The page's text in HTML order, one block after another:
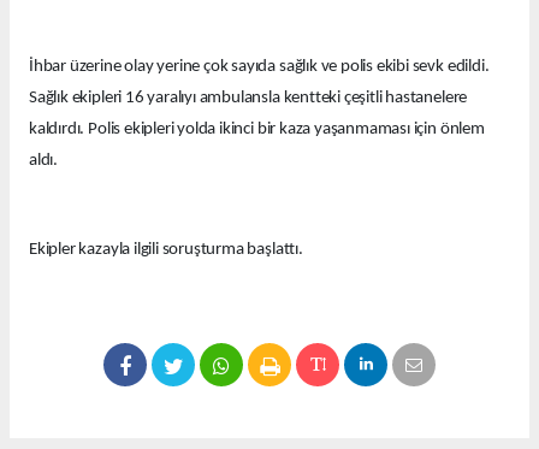
İhbar üzerine olay yerine çok sayıda sağlık ve polis ekibi sevk edildi.
Sağlık ekipleri 16 yaralıyı ambulansla kentteki çeşitli hastanelere
kaldırdı. Polis ekipleri yolda ikinci bir kaza yaşanmaması için önlem
aldı.
Ekipler kazayla ilgili soruşturma başlattı.